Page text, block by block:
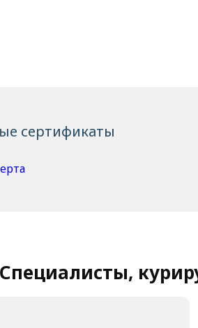
сертификаты
Специалисты,